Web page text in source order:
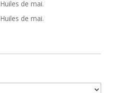
Huiles de mai.
Huiles de mai.